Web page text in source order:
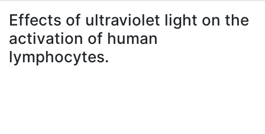
À propos
Effects of ultraviolet light on the
activation of human
lymphocytes.